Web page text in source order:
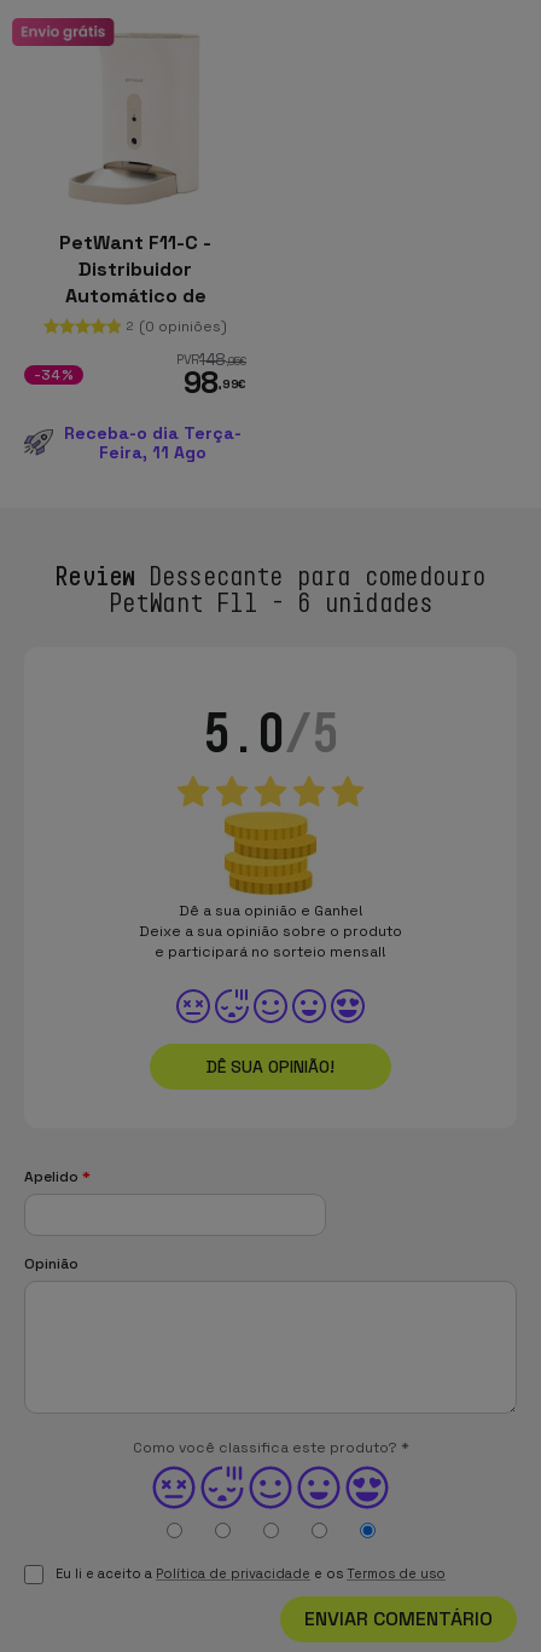
PetWant F11-C -
Distribuidor
Automático de
Alimentos para
Animais de Estimação
2 (0 opiniões)
PVR148,95€
98,99€
-34%
Receba-o dia Terça-
Feira, 11 Ago
Review Dessecante para comedouro
PetWant F11 - 6 unidades
5.0/5
Dê a sua opinião e Ganhe!
Deixe a sua opinião sobre o produto
e participará no sorteio mensal!
DÊ SUA OPINIÃO!
Apelido *
Opinião
Como você classifica este produto? *
Eu li e aceito a Política de privacidade e os Termos de uso
ENVIAR COMENTÁRIO